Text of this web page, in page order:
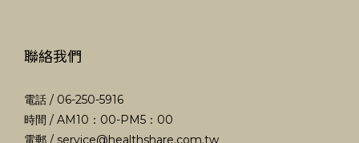
聯絡我們
電話 / 06-250-5916
時間 / AM10：00-PM5：00
電郵 / service@healthshare.com.tw